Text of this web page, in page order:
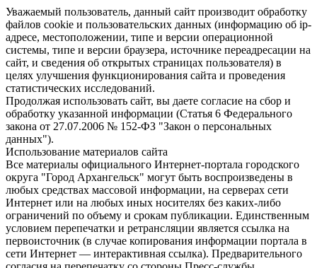
Уважаемый пользователь, данный сайт производит обработку
файлов cookie и пользовательских данных (информацию об ip-
адресе, местоположении, типе и версии операционной
системы, типе и версии браузера, источнике переадресации на
сайт, и сведения об открытых страницах пользователя) в
целях улучшения функционирования сайта и проведения
статистических исследований.
Продолжая использовать сайт, вы даете согласие на сбор и
обработку указанной информации (Статья 6 Федерального
закона от 27.07.2006 № 152-ФЗ "Закон о персональных
данных").
Использование материалов сайта
Все материалы официального Интернет-портала городского
округа "Город Архангельск" могут быть воспроизведены в
любых средствах массовой информации, на серверах сети
Интернет или на любых иных носителях без каких-либо
ограничений по объему и срокам публикации. Единственным
условием перепечатки и ретрансляции является ссылка на
первоисточник (в случае копирования информации портала в
сети Интернет — интерактивная ссылка). Предварительного